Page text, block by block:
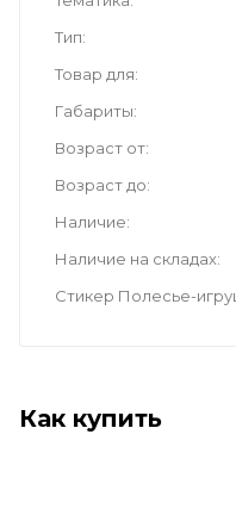
Тип
Товар для
Габариты
Возраст от
Возраст до
Наличие
Наличие на складах
Стикер Полесье-
Как купить